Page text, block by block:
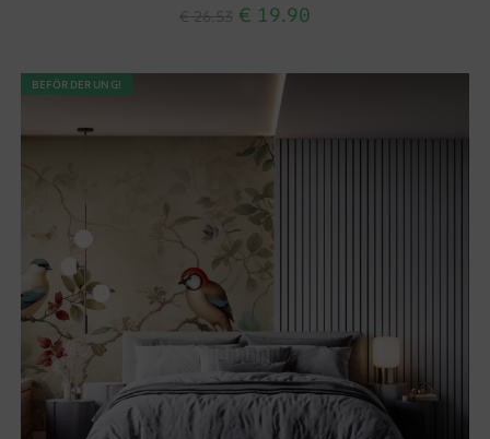
€ 19.90
BEFÖRDERUNG!